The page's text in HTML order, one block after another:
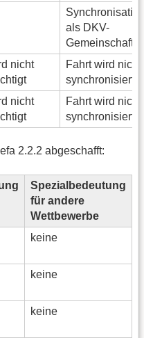
als DKV-
nicht
Fahrt wird nicht
synchronisiert
nicht
Fahrt wird nicht
synchronisiert
2.2.2 abgeschafft:
Spezialbedeutung
für andere
Wettbewerbe
keine
keine
keine